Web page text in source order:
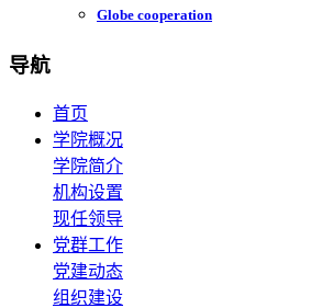
Globe cooperation
导航
首页
学院概况
学院简介
机构设置
现任领导
党群工作
党建动态
组织建设